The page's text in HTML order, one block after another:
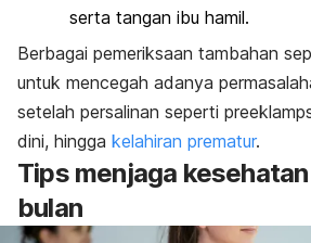
serta tangan ibu hamil.
Berbagai pemeriksaan tambahan
untuk mencegah adanya
setelah persalinan seperti
dini, hingga kelahiran prematur.
Tips menjaga
bulan